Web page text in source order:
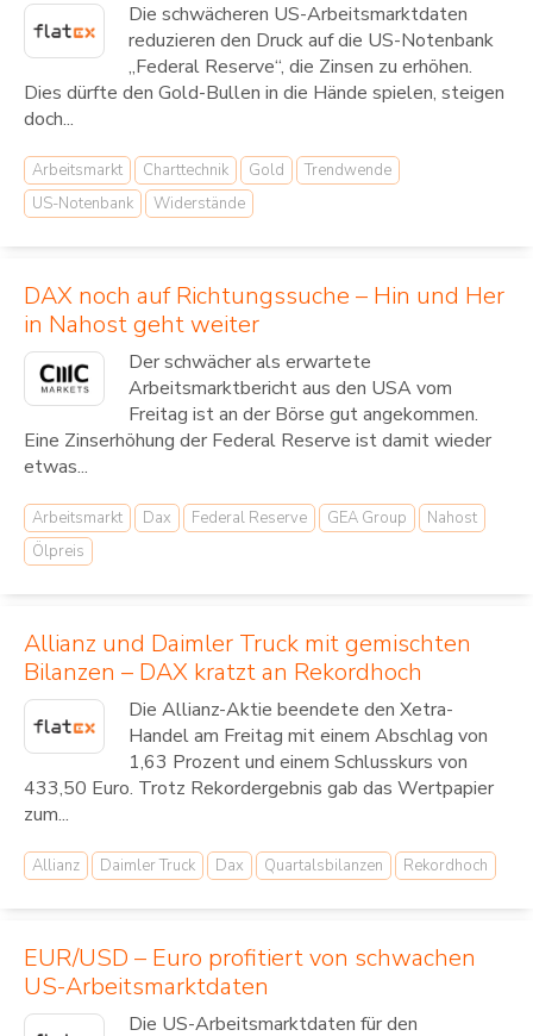
Die schwächeren US-Arbeitsmarktdaten
reduzieren den Druck auf die US-Notenbank
„Federal Reserve“, die Zinsen zu erhöhen.
Dies dürfte den Gold-Bullen in die Hände spielen, steigen
doch...
Arbeitsmarkt Charttechnik Gold
Trendwende
US-Notenbank
Widerstände
DAX noch auf Richtungssuche – Hin und Her
in Nahost geht weiter
Der schwächer als erwartete
Arbeitsmarktbericht aus den USA vom
Freitag ist an der Börse gut angekommen.
Eine Zinserhöhung der Federal Reserve ist damit wieder
etwas...
Arbeitsmarkt Dax Federal Reserve GEA Group
Nahost
Ölpreis
Allianz und Daimler Truck mit gemischten
Bilanzen – DAX kratzt an Rekordhoch
Die Allianz-Aktie beendete den Xetra-
Handel am Freitag mit einem Abschlag von
1,63 Prozent und einem Schlusskurs von
433,50 Euro. Trotz Rekordergebnis gab das Wertpapier
zum...
Allianz Daimler Truck Dax Quartalsbilanzen Rekordhoch
EUR/USD – Euro profitiert von schwachen
US-Arbeitsmarktdaten
Die US-Arbeitsmarktdaten für den